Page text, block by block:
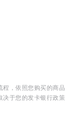
程，依照您购买的商品
于您的发卡银行政策